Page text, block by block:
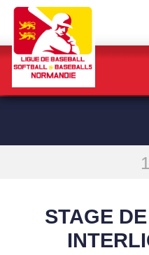
Stage
STAGE
Panneau de gestion des